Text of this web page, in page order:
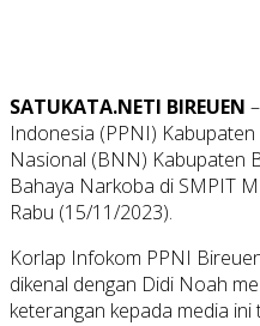
SATUKATA.NETI BIREUEN
Indonesia (PPNI)
Nasional (BNN) Kabupaten
Bahaya Narkoba di SMPIT
Rabu (15/11/2023).
Korlap Infokom PPNI
dikenal dengan Didi Noah
keterangan kepada media